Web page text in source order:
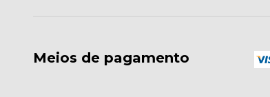
Meios de pagamento